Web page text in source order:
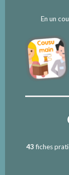
En un
43fiches